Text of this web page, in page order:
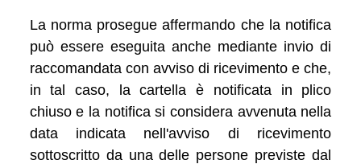
La norma prosegue affermando che la notifica
può essere eseguita anche mediante invio di
raccomandata con avviso di ricevimento e che,
in tal caso, la cartella è notificata in plico
chiuso e la notifica si considera avvenuta nella
data indicata nell'avviso di ricevimento
sottoscritto da una delle persone previste dal